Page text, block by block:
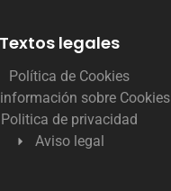
Textos legales
Política de Cookies
sobre Cookies
Politica de privacidad
Aviso legal